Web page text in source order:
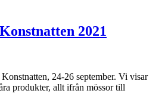
2021
24-26 september. Vi visar
produkter, allt ifrån mössor till